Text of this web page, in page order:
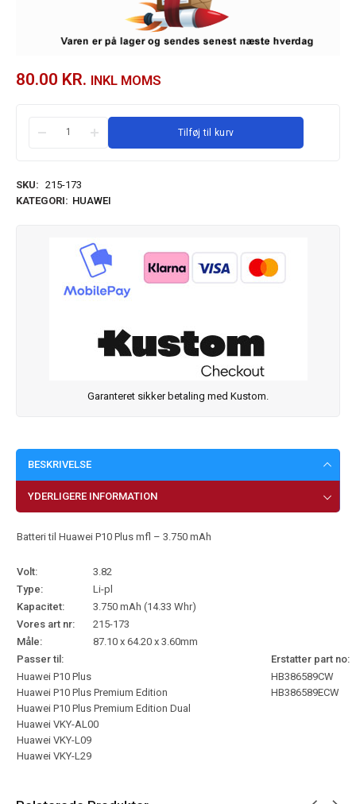
80.00 KR. INKL MOMS
Tilføj til kurv
SKU: 215-173
KATEGORI: HUAWEI
Garanteret sikker betaling med Kustom.
BESKRIVELSE
YDERLIGERE INFORMATION
Batteri til Huawei P10 Plus mfl – 3.750 mAh
Volt:
3.82
Type:
Li-pl
Kapacitet:
3.750 mAh (14.33 Whr)
Vores art nr:
215-173
Måle:
87.10 x 64.20 x 3.60mm
Passer til:
Erstatter part no:
Huawei P10 Plus
Huawei P10 Plus Premium Edition
Huawei P10 Plus Premium Edition Dual
Huawei VKY-AL00
Huawei VKY-L09
Huawei VKY-L29
HB386589CW
HB386589ECW